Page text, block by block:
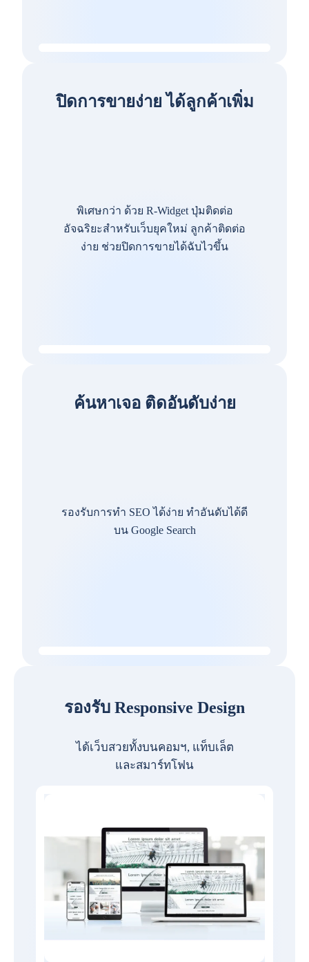
ปิดการขายง่าย ได้ลูกค้าเพิ่ม
พิเศษกว่า ด้วย R-Widget ปุ่มติดต่อ
อัจฉริยะสำหรับเว็บยุคใหม่ ลูกค้าติดต่อ
ง่าย ช่วยปิดการขายได้ฉับไวขึ้น
ค้นหาเจอ ติดอันดับง่าย
รองรับการทำ SEO ได้ง่าย ทำอันดับได้ดี
บน Google Search
รองรับ Responsive Design
ได้เว็บสวยทั้งบนคอมฯ, แท็บเล็ต
และสมาร์ทโฟน